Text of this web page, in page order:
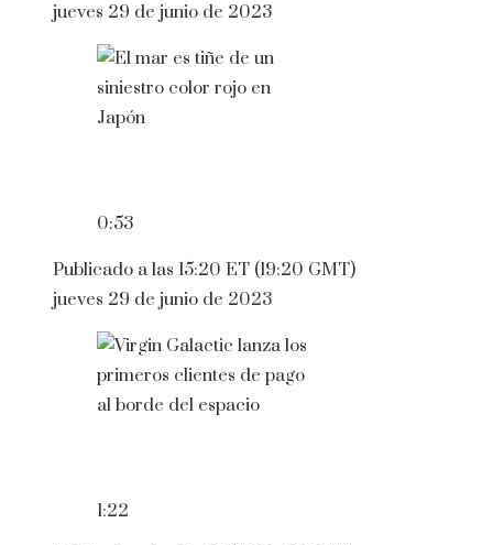
jueves 29 de junio de 2023
0:53
Publicado a las 15:20 ET (19:20 GMT)
jueves 29 de junio de 2023
1:22